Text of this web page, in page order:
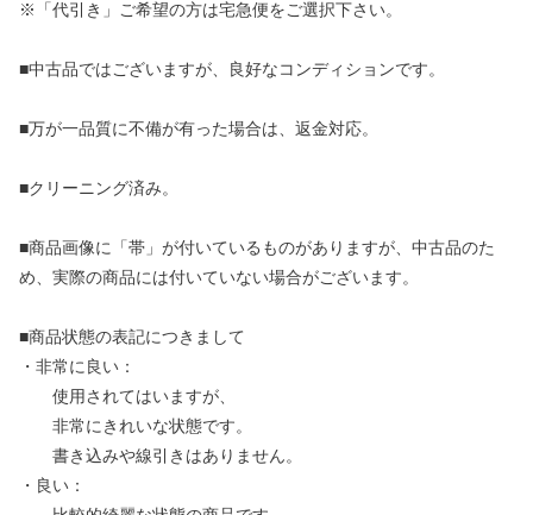
※「代引き」ご希望の方は宅急便をご選択下さい。
■中古品ではございますが、良好なコンディションです。
■万が一品質に不備が有った場合は、返金対応。
■クリーニング済み。
■商品画像に「帯」が付いているものがありますが、中古品のた
め、実際の商品には付いていない場合がございます。
■商品状態の表記につきまして
・非常に良い：
使用されてはいますが、
非常にきれいな状態です。
書き込みや線引きはありません。
・良い：